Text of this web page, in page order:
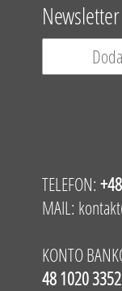
Newsletter
TELEFON:
MAIL:
KONTO
48 1020